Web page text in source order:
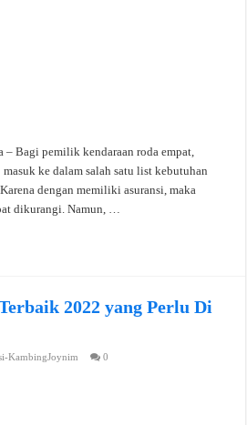
– Bagi pemilik kendaraan roda empat,
ke dalam salah satu list kebutuhan
dengan memiliki asuransi, maka
dikurangi. Namun, …
2022 yang Perlu Di
KambingJoynim 0